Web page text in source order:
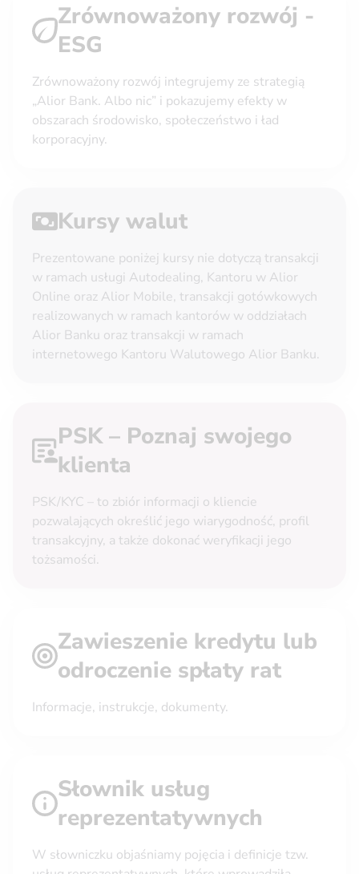
Zrównoważony rozwój -
ESG
Zrównoważony rozwój integrujemy ze strategią
„Alior Bank. Albo nic” i pokazujemy efekty w
obszarach środowisko, społeczeństwo i ład
korporacyjny.
Kursy walut
Prezentowane poniżej kursy nie dotyczą transakcji
w ramach usługi Autodealing, Kantoru w Alior
Online oraz Alior Mobile, transakcji gotówkowych
realizowanych w ramach kantorów w oddziałach
Alior Banku oraz transakcji w ramach
internetowego Kantoru Walutowego Alior Banku.
PSK – Poznaj swojego
klienta
PSK/KYC – to zbiór informacji o kliencie
pozwalających określić jego wiarygodność, profil
transakcyjny, a także dokonać weryfikacji jego
tożsamości.
Zawieszenie kredytu lub
odroczenie spłaty rat
Informacje, instrukcje, dokumenty.
Słownik usług
reprezentatywnych
W słowniczku objaśniamy pojęcia i definicje tzw.